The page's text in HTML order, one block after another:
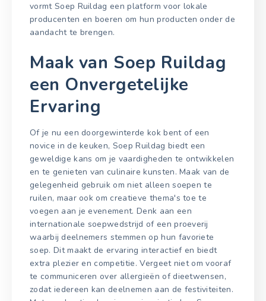
vormt Soep Ruildag een platform voor lokale
producenten en boeren om hun producten onder de
aandacht te brengen.
Maak van Soep Ruildag
een Onvergetelijke
Ervaring
Of je nu een doorgewinterde kok bent of een
novice in de keuken, Soep Ruildag biedt een
geweldige kans om je vaardigheden te ontwikkelen
en te genieten van culinaire kunsten. Maak van de
gelegenheid gebruik om niet alleen soepen te
ruilen, maar ook om creatieve thema's toe te
voegen aan je evenement. Denk aan een
internationale soepwedstrijd of een proeverij
waarbij deelnemers stemmen op hun favoriete
soep. Dit maakt de ervaring interactief en biedt
extra plezier en competitie. Vergeet niet om vooraf
te communiceren over allergieën of dieetwensen,
zodat iedereen kan deelnemen aan de festiviteiten.